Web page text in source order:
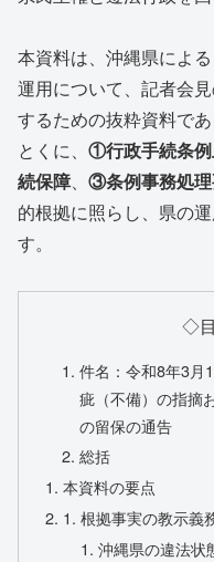
本資料は、沖縄県によ
運用について、記者会
するための抜粋資料であ
とくに、 ①行政手続条
続保障、 ③条例事務処
的根拠に照らし、県の
す。
◇
件名：令和8年3月
疵（不備）の指摘
の留保の通告
総括
本資料の要点
1. 根拠事実の教示義
沖縄県の違法状